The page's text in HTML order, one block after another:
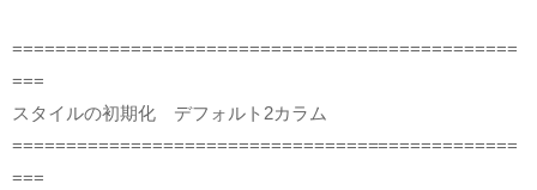
===============================================
===
スタイルの初期化 デフォルト2カラム
===============================================
===